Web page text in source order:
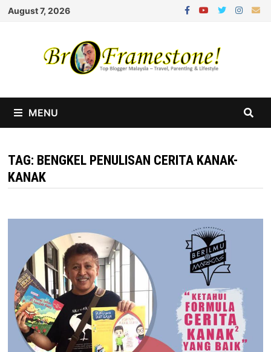
Skip
August 7, 2026
MENU
TAG: BENGKEL PENULISAN CERITA KANAK-
KANAK